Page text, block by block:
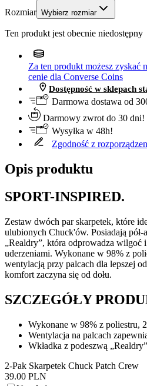
Rozmiar Wybierz rozmiar
Ten produkt jest obecnie niedostępny
Za ten produkt możesz zyskać
cenie dla Converse Coins
Dostępność w sklepach
Darmowa dostawa od
Darmowy zwrot do 30 dni!
Wysyłka w 48h!
Zgodność z
Opis produktu
SPORT-INSPIRED.
Zestaw dwóch par skarpetek, które
ulubionych Chuck'ów. Posiadają
„Realdry”, która odprowadza wilgoć
uderzeniami. Wykonane w 98% z
wentylacją przy palcach dla lepszej
komfort zaczyna się od dołu.
SZCZEGÓŁY
Wykonane w 98% z poliestru,
Wentylacja na palcach
Wkładka z podeszwą
2-Pak Skarpetek Chuck Patch Crew
39.00 PLN